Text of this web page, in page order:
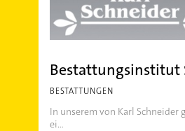
Bestattungsinstitut
BESTATTUNGEN
In unserem von Karl
ei...